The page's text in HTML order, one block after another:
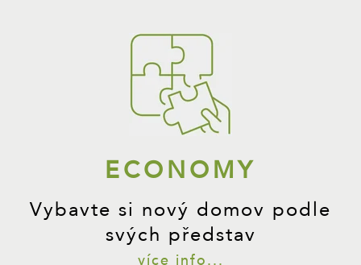
ECONOMY
Vybavte si nový domov podle
svých představ
více info...